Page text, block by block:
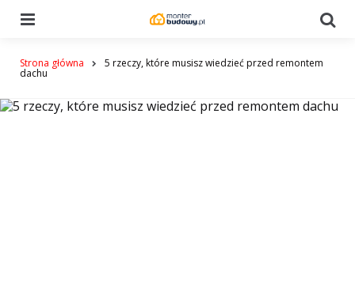
Strona główna 5 rzeczy, które musisz wiedzieć przed remontem
dachu